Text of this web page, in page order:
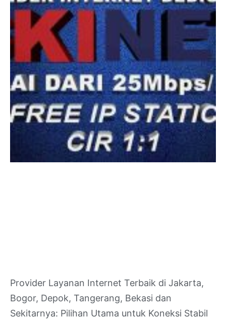
Provider Layanan Internet Terbaik di Jakarta,
Bogor, Depok, Tangerang, Bekasi dan
Sekitarnya: Pilihan Utama untuk Koneksi Stabil